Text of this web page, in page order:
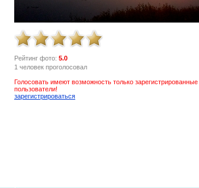
Рейтинг фото: 5.0
1 человек проголосовал
Голосовать имеют возможность только зарегистрированные
пользователи!
зарегистрироваться